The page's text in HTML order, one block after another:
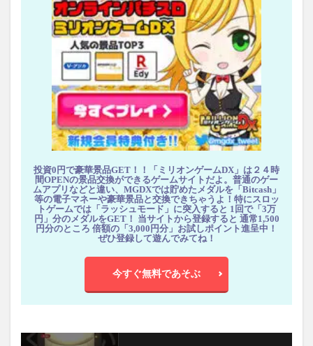
投資0円で豪華景品GET！！「ミリオンゲームDX」は２４時
間OPENの景品交換ができるゲームサイトだよ。普通のゲー
ムアプリなどと違い、MGDXでは貯めたメダルを「Bitcash」
等の電子マネーや豪華景品と交換できちゃうよ！特にスロッ
トゲームでは「ラッシュモード」に突入すると 1回で「3万
円」分のメダルをGET！ 当サイトから登録すると 通常1,500
円分のところ 倍額の「3,000円分」お試しポイント進呈中！
ぜひ登録して遊んでみてね！
今すぐ無料であそぶ